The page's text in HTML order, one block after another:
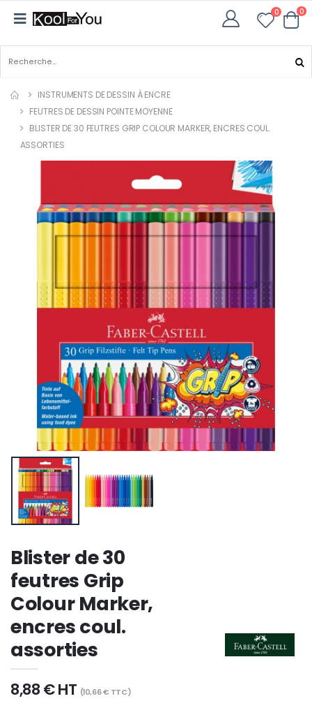
0 0
INSTRUMENTS DE DESSIN À ENCRE
FEUTRES DE DESSIN POINTE MOYENNE
BLISTER DE 30 FEUTRES GRIP COLOUR MARKER, ENCRES COUL.
ASSORTIES
Blister de 30
feutres Grip
Colour Marker,
encres coul.
assorties
8,88 € HT (10,66 € TTC)